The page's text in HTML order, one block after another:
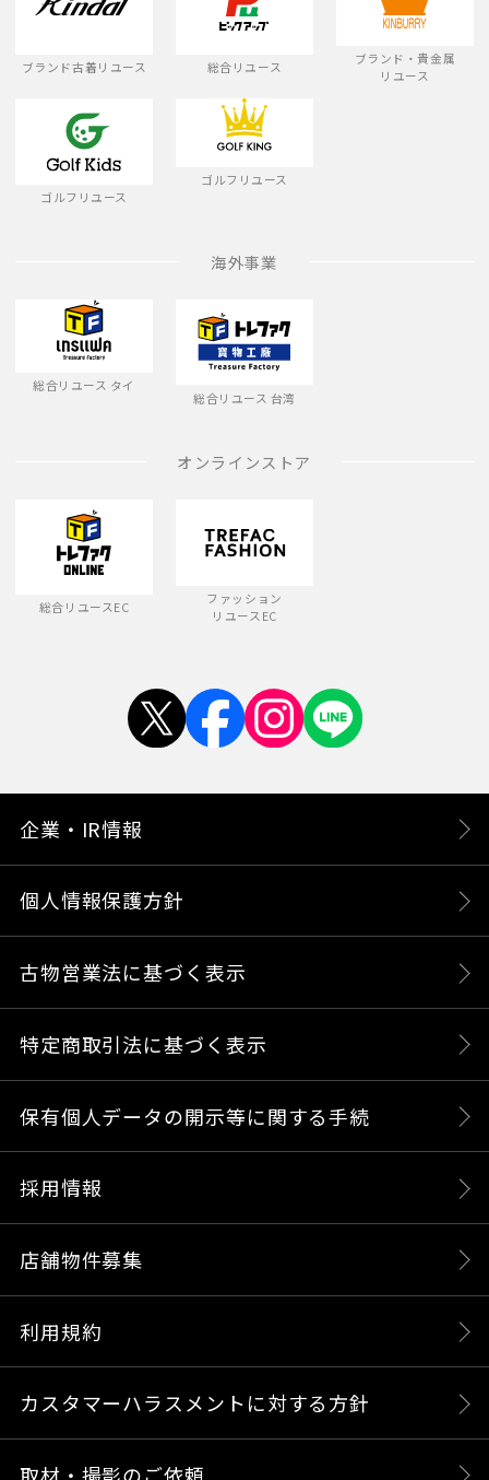
ブランド古着リユース 総合リユース
ブランド・貴金属
リユース
ゴルフリユース
ゴルフリユース
海外事業
総合リユース タイ
総合リユース 台湾
オンラインストア
総合リユースEC
ファッション
リユースEC
企業・IR情報
個人情報保護方針
古物営業法に基づく表示
特定商取引法に基づく表示
保有個人データの開示等に関する手続
採用情報
店舗物件募集
利用規約
カスタマーハラスメントに対する方針